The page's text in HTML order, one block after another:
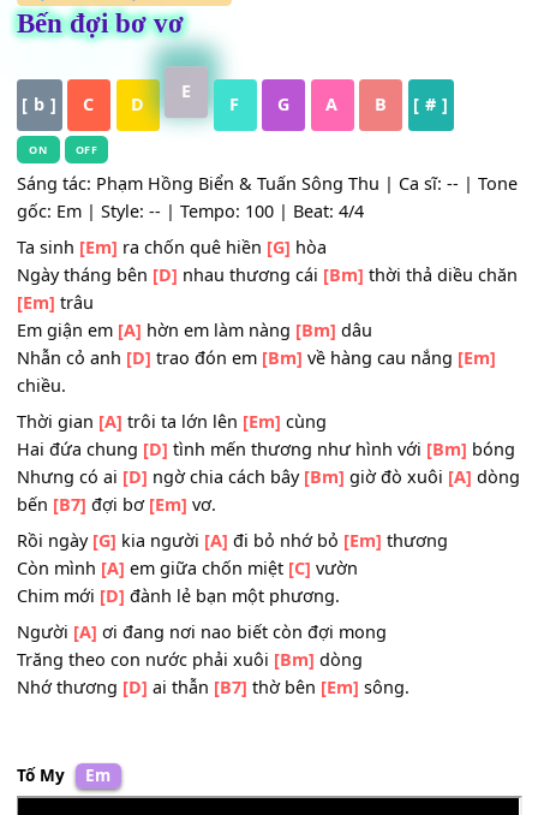
Nhạc Trữ Tình
Bến đợi bơ vơ
[ b ] C D F G A B [ # ]
OFF
Sáng tác: Phạm Hồng Biển & Tuấn Sông Thu | Ca sĩ: -- |
gốc: Em | Style: -- | Tempo: 100 | Beat: 4/4
Ta sinh [Em]ra chốn quê hiền [G]hòa
Ngày tháng bên[D]nhau thương cái[Bm]thời thả diều
[Em]trâu
Em giận em[A] hờn em làm nàng
Nhẫn cỏ anh [D] trao đón em[Bm]về hàng cau nắng
chiều.
Thời gian [A] trôi ta lớn lên[Em] cùng
Hai đứa chung [D]tình mến thương như hình với
Nhưng có ai[D]ngờ chia cách bây
bến[B7]đợi bơ [Em]
vơ.
Rồi ngày[G]kia người[A]đi bỏ nhớ bỏ
Còn mình[A]em giữa chốn miệt [C]vườn
Người[A]ơi đang nơi nao biết còn đợi mong
Trăng theo con nước phải xuôi[Bm]dòng